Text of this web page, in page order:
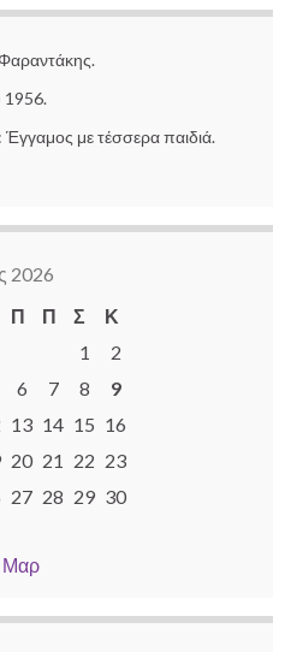
1956.
: Έγγαμος με τέσσερα παιδιά.
2026
Π Π Σ
Κ
1
2
6 7 8
9
13 14 15 16
20 21 22 23
27 28 29 30
Μαρ